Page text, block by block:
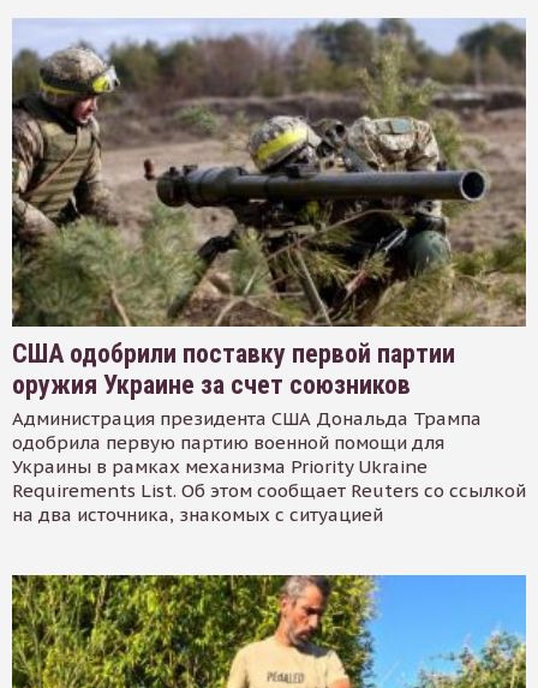
США одобрили поставку первой партии
оружия Украине за счет союзников
Администрация президента США Дональда Трампа
одобрила первую партию военной помощи для
Украины в рамках механизма Priority Ukraine
Requirements List. Об этом сообщает Reuters со ссылкой
на два источника, знакомых с ситуацией